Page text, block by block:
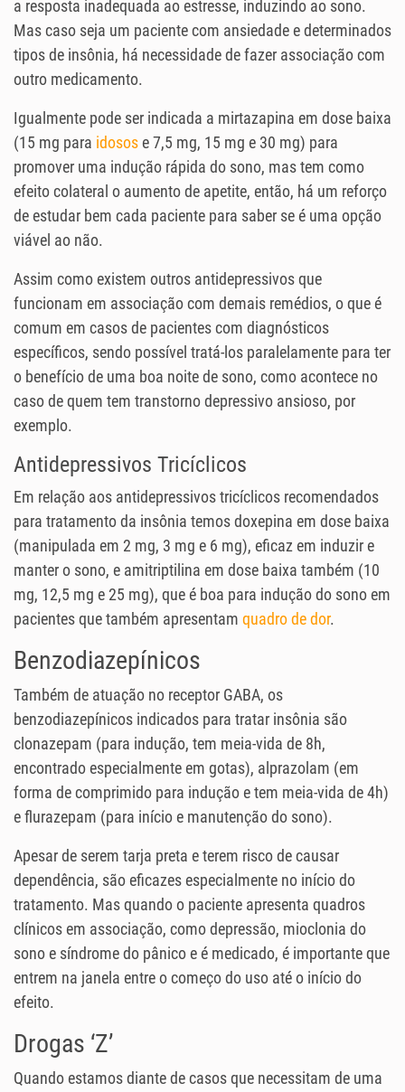
a resposta inadequada ao estresse, induzindo ao sono.
Mas caso seja um paciente com ansiedade e determinados
tipos de insônia, há necessidade de fazer associação com
outro medicamento.
Igualmente pode ser indicada a mirtazapina em dose baixa
(15 mg para idosos e 7,5 mg, 15 mg e 30 mg) para
promover uma indução rápida do sono, mas tem como
efeito colateral o aumento de apetite, então, há um reforço
de estudar bem cada paciente para saber se é uma opção
viável ao não.
Assim como existem outros antidepressivos que
funcionam em associação com demais remédios, o que é
comum em casos de pacientes com diagnósticos
específicos, sendo possível tratá-los paralelamente para ter
o benefício de uma boa noite de sono, como acontece no
caso de quem tem transtorno depressivo ansioso, por
exemplo.
Antidepressivos Tricíclicos
Em relação aos antidepressivos tricíclicos recomendados
para tratamento da insônia temos doxepina em dose baixa
(manipulada em 2 mg, 3 mg e 6 mg), eficaz em induzir e
manter o sono, e amitriptilina em dose baixa também (10
mg, 12,5 mg e 25 mg), que é boa para indução do sono em
pacientes que também apresentam quadro de dor.
Benzodiazepínicos
Também de atuação no receptor GABA, os
benzodiazepínicos indicados para tratar insônia são
clonazepam (para indução, tem meia-vida de 8h,
encontrado especialmente em gotas), alprazolam (em
forma de comprimido para indução e tem meia-vida de 4h)
e flurazepam (para início e manutenção do sono).
Apesar de serem tarja preta e terem risco de causar
dependência, são eficazes especialmente no início do
tratamento. Mas quando o paciente apresenta quadros
clínicos em associação, como depressão, mioclonia do
sono e síndrome do pânico e é medicado, é importante que
entrem na janela entre o começo do uso até o início do
efeito.
Drogas ‘Z’
Quando estamos diante de casos que necessitam de uma